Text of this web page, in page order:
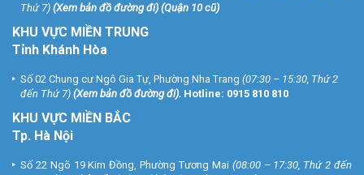
Thứ 7) (Xem bản đồ đường đi) (Quận 10 cũ)
KHU VỰC MIỀN TRUNG
Tỉnh Khánh Hòa
Số 02 Chung cư Ngô Gia Tự, Phường Nha Trang (07:30 – 15:30, Thứ 2
đến Thứ 7) (Xem bản đồ đường đi). Hotline: 0915 810 810
KHU VỰC MIỀN BẮC
Tp. Hà Nội
Số 22 Ngõ 19 Kim Đồng, Phường Tương Mai (08:00 – 17:30, Thứ 2 đến